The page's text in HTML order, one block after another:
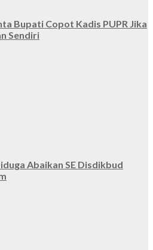
Bupati Copot Kadis PUPR Jika
Sendiri
Abaikan SE Disdikbud